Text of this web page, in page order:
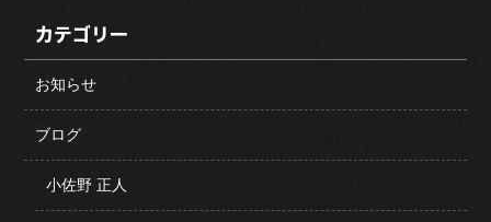
カテゴリー
お知らせ
ブログ
小佐野 正人